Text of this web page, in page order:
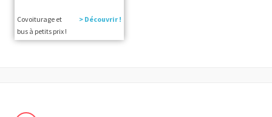
Covoiturage et
bus à petits prix !
> Découvrir !